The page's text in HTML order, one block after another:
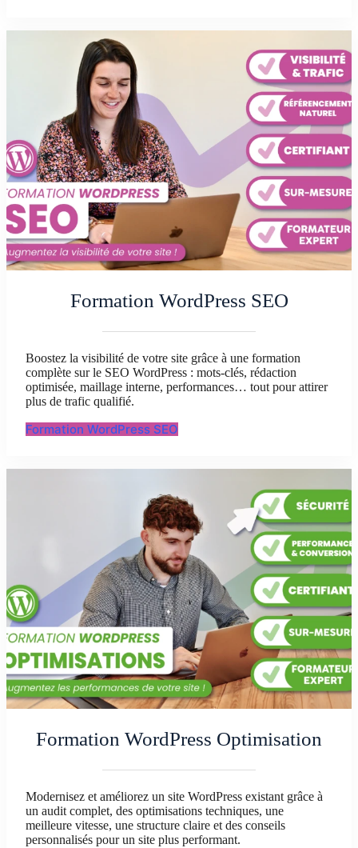
Formation WordPress SEO
Boostez la visibilité de votre site grâce à une formation
complète sur le SEO WordPress : mots-clés, rédaction
optimisée, maillage interne, performances… tout pour attirer
plus de trafic qualifié.
Formation WordPress SEO
Formation WordPress Optimisation
Modernisez et améliorez un site WordPress existant grâce à
un audit complet, des optimisations techniques, une
meilleure vitesse, une structure claire et des conseils
personnalisés pour un site plus performant.